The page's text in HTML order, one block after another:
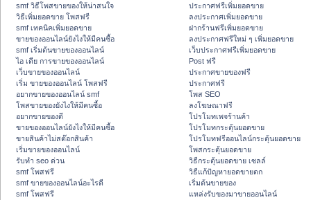
smf วิธีโพสขายของให้น่าสนใจ
วิธีเพิ่มยอดขาย โพสฟรี
smf เทคนิคเพิ่มยอดขาย
ขายของออนไลน์ยังไงให้มีคนซื้อ
smf เริ่มต้นขายของออนไลน์
ไอ เดีย การขายของออนไลน์
เว็บขายของออนไลน์
เริ่ม ขายของออนไลน์ โพสฟรี
อยากขายของออนไลน์ smf
โพสขายของยังไงให้มีคนซื้อ
อยากขายของดี
ขายของออนไลน์ยังไงให้มีคนซื้อ
ขายสินค้าไม่สต๊อกสินค้า
เริ่มขายของออนไลน์
รับทำ seo ด่วน
smf โพสฟรี
smf ขายของออนไลน์อะไรดี
smf โพสฟรี
ประกาศฟรีเพิ่มยอดขาย
ลงประกาศเพิ่มยอดขาย
ฝากร้านฟรีเพิ่มยอดขาย
ลงประกาศฟรีใหม่ ๆ เพิ่มยอดขาย
เว็บประกาศฟรีเพิ่มยอดขาย
Post ฟรี
ประกาศขายของฟรี
ประกาศฟรี
โพส SEO
ลงโฆษณาฟรี
โปรโมทเพจร้านค้า
โปรโมทกระตุ้นยอดขาย
โปรโมทฟรีออนไลน์กระตุ้นยอดขาย
โพสกระตุ้นยอดขาย
วิธีกระตุ้นยอดขาย เซลล์
วิธีแก้ปัญหายอดขายตก
เริ่มต้นขายของ
แหล่งรับของมาขายออนไลน์